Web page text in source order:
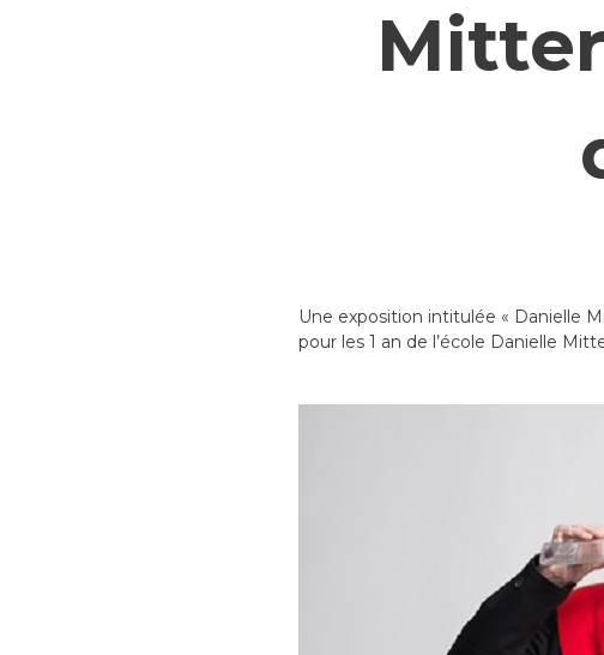
Une exposition intitulée « Danielle
pour les 1 an de l’école Danielle